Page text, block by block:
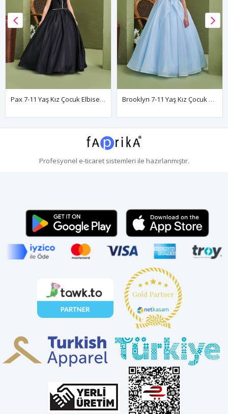
Pax 7-11 Yaş Kız Çocuk Elbise 30197 Siyah Brooklyn 7-11 Yaş Kız Çocuk Elbise 30169 Bebe Mavi
Profesyonel e-ticaretsistemleri ile hazırlanmıştır.